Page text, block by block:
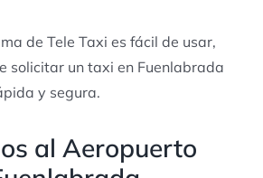
de Tele Taxi es fácil de usar,
solicitar un taxi en Fuenlabrada
y segura.
al Aeropuerto